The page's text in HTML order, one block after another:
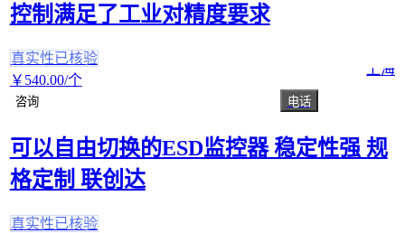
控制满足了工业对精度要求
真实性已核验
￥ 540.00/个
上海
咨询 电话
可以自由切换的ESD监控器 稳定性强 规
格定制 联创达
真实性已核验